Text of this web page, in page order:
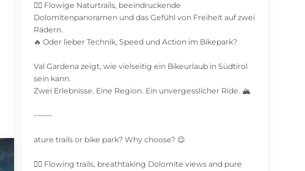
🚵‍♀️ Flowige Naturtrails, beeindruckende
Dolomitenpanoramen und das Gefühl von Freiheit auf zwei
Rädern.
🔥 Oder lieber Technik, Speed und Action im Bikepark?
Val Gardena zeigt, wie vielseitig ein Bikeurlaub in Südtirol
sein kann.
Zwei Erlebnisse. Eine Region. Ein unvergesslicher Ride. 🏔️
-——
ature trails or bike park? Why choose? 😉
🚵‍♀️ Flowing trails, breathtaking Dolomite views and pure